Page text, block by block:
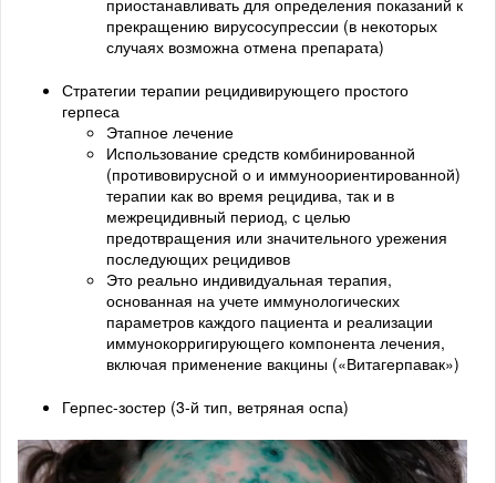
приостанавливать для определения показаний к
прекращению вирусосупрессии (в некоторых
случаях возможна отмена препарата)
Стратегии терапии рецидивирующего простого
герпеса
Этапное лечение
Использование средств комбинированной
(противовирусной о и иммуноориентированной)
терапии как во время рецидива, так и в
межрецидивный период, с целью
предотвращения или значительного урежения
последующих рецидивов
Это реально индивидуальная терапия,
основанная на учете иммунологических
параметров каждого пациента и реализации
иммунокорригирующего компонента лечения,
включая применение вакцины («Витагерпавак»)
Герпес-зостер (3-й тип, ветряная оспа)